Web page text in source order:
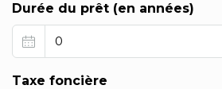
Durée du prêt (en années)
Taxe foncière